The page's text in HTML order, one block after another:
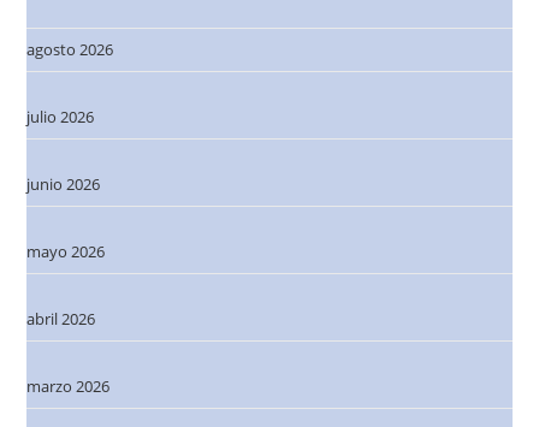
agosto 2026
julio 2026
junio 2026
mayo 2026
abril 2026
marzo 2026